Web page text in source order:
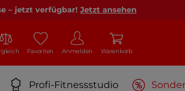
– jetzt verfügbar! Jetzt ansehen
Favoriten Anmelden Warenkorb
Profi-Fitnessstudio